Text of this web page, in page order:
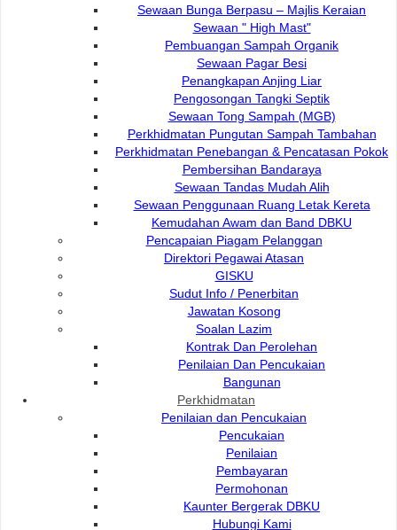
Sewaan Bunga Berpasu – Majlis Keraian
Sewaan " High Mast"
Pembuangan Sampah Organik
Sewaan Pagar Besi
Penangkapan Anjing Liar
Pengosongan Tangki Septik
Sewaan Tong Sampah (MGB)
Perkhidmatan Pungutan Sampah Tambahan
Perkhidmatan Penebangan & Pencatasan Pokok
Pembersihan Bandaraya
Sewaan Tandas Mudah Alih
Sewaan Penggunaan Ruang Letak Kereta
Kemudahan Awam dan Band DBKU
Pencapaian Piagam Pelanggan
Direktori Pegawai Atasan
GISKU
Sudut Info / Penerbitan
Jawatan Kosong
Soalan Lazim
Kontrak Dan Perolehan
Penilaian Dan Pencukaian
Bangunan
Perkhidmatan
Penilaian dan Pencukaian
Pencukaian
Penilaian
Pembayaran
Permohonan
Kaunter Bergerak DBKU
Hubungi Kami
DEWAN BANDARAYA
KUCHING UTARA
Bukit Siol, Jalan Semariang
93050 Kuching Sarawak
Pautan Popular:
e-Submission
e-Tender
e-ServiceKu
OPAC
Paybills
Mobile SMS
Plan Registration
Talikhidmat
Pelawat Di Talian
Jumlah Pelawat
Hubungi Kami